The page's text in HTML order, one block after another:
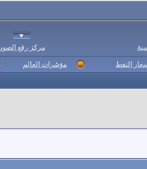
مركز رفع الصور
النفط مؤشرات العالم